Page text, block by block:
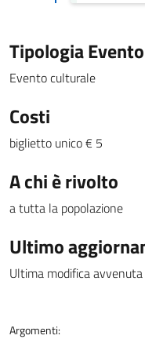
Tipologia Evento
Evento culturale
Costi
biglietto unico € 5
A chi è rivolto
a tutta la popolazione
Ultimo
Ultima modifica
Argomenti: